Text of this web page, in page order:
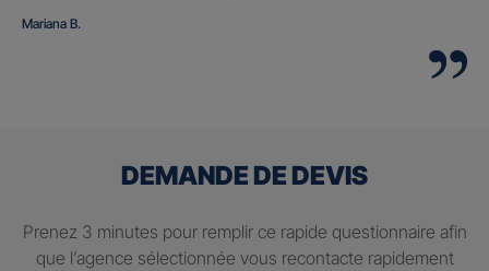
Mariana B.
DEMANDE DE DEVIS
Prenez 3 minutes pour remplir ce rapide questionnaire afin
que l’agence sélectionnée vous recontacte rapidement